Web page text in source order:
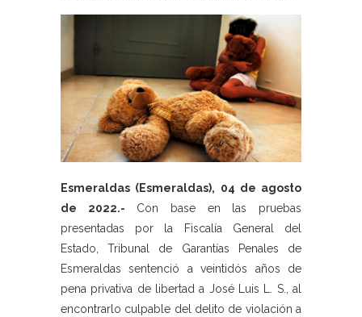
Esmeraldas (Esmeraldas), 04 de agosto
de 2022.- Con base en las pruebas
presentadas por la Fiscalía General del
Estado, Tribunal de Garantías Penales de
Esmeraldas sentenció a veintidós años de
pena privativa de libertad a José Luis L. S., al
encontrarlo culpable del delito de violación a